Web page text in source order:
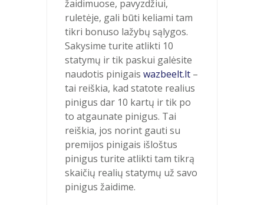
žaidimuose, pavyzdžiui,
ruletėje, gali būti keliami tam
tikri bonuso lažybų sąlygos.
Sakysime turite atlikti 10
statymų ir tik paskui galėsite
naudotis pinigais wazbeelt.lt –
tai reiškia, kad statote realius
pinigus dar 10 kartų ir tik po
to atgaunate pinigus. Tai
reiškia, jos norint gauti su
premijos pinigais išloštus
pinigus turite atlikti tam tikrą
skaičių realių statymų už savo
pinigus žaidime.